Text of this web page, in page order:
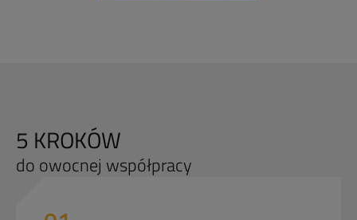
5 KROKÓW
do owocnej współpracy